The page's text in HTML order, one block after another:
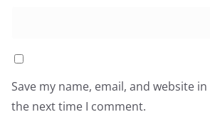
Save my name, email, and website
the next time I comment.